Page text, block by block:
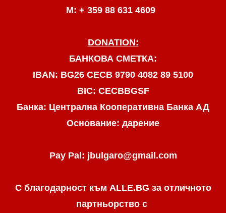
М: + 359 88 631 4609
DONATION:
БАНКОВА СМЕТКА:
IBAN: BG26 CECB 9790 4082 89 5100
BIC: CECBBGSF
Банка: Централна Кооперативна Банка АД
Основание: дарение
Pay Pal: jbulgaro@gmail.com
С благодарност към ALLE.BG за отличното
партньорство с